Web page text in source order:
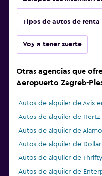
Tipos de autos de renta
Voy a tener suerte
Otras agencias que
Aeropuerto Zagreb-
Autos de alquiler de Avis
Autos de alquiler de Hertz
Autos de alquiler de
Autos de alquiler de Dollar
Autos de alquiler de
Autos de alquiler de